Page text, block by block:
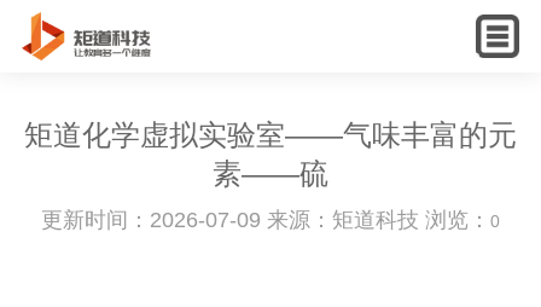
English
矩道化学虚拟实验室——气味丰富的元
素——硫
更新时间：2026-07-09 来源：矩道科技 浏览： 0